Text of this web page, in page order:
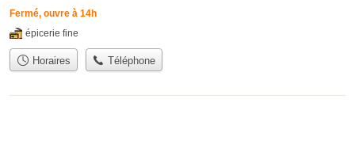
Fermé, ouvre à 14h
épicerie fine
Horaires Téléphone